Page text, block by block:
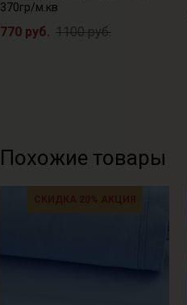
370гр/м.кв
770 руб. 1100 руб.
Похожие товары